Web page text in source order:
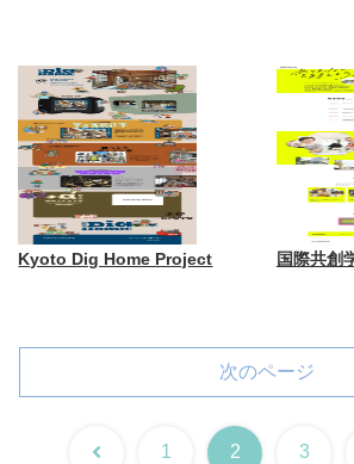
Kyoto Dig Home Project 国際共創
次のページ
前 1 2 3